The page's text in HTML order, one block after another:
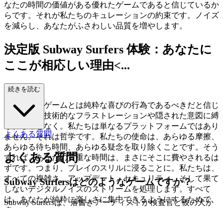
なたの時間の価値がある優れたゲームであると信じているか
らです。それが私たちのキュレーションの約束です。ノイズ
を減らし、あなたがふさわしい品質を増やします。
決定版 Subway Surfers 体験：あなたに
ここが相応しい理由<...
/h2>
私たちは、ゲームとは純粋な喜びの行為であるべきだと信じ
ています。技術的なフラストレーションや隠された意図に縛
られることなく。私たちは単なるプラットフォームではあり
ません。それは哲学です。私たちの使命は、あらゆる摩擦、
あらゆる待ち時間、あらゆる疑念を取り除くことです。そう
すれば、あなたの貴重な時間は、まさにそこに費やされるは
ずです。つまり、プレイのスリルに浸ることに。私たちは、
すべての複雑さ、アップデート、セキュリティ、そして果て
しないデジタルノイズのストリームを処理します。すべて
は、あなたが純粋に楽しさに集中できるようにするためで
続きを読む
よくある質問
よくある質問
Subway Surfersはどのようなゲームですか？
Subway Surfersは、落書きアーティストが検査官と彼の犬か